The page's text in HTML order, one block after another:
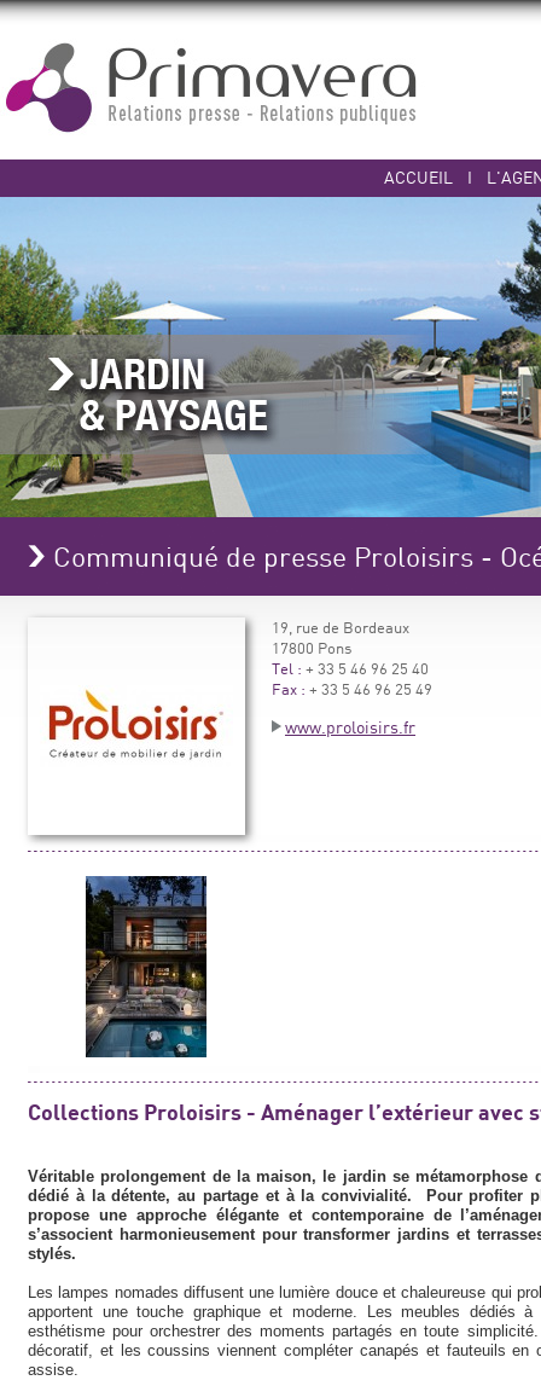
ACCUEIL I
Communiqué de presse Proloisirs -
19, rue de Bordeaux
17800 Pons
Tel : + 33 5 46 96 25 40
Fax : + 33 5 46 96 25 49
www.proloisirs.fr
Collections Proloisirs - Aménager l’extérieur avec
Véritable prolongement de la maison, le jardin se métamorphose
dédié à la détente, au partage et à la convivialité. Pour profiter
propose une approche élégante et contemporaine de
s’associent harmonieusement pour transformer jardins et
stylés.
Les lampes nomades diffusent une lumière douce et chaleureuse qui
apportent une touche graphique et moderne. Les meubles dédiés
esthétisme pour orchestrer des moments partagés en toute
décoratif, et les coussins viennent compléter canapés et fauteuils en
assise.